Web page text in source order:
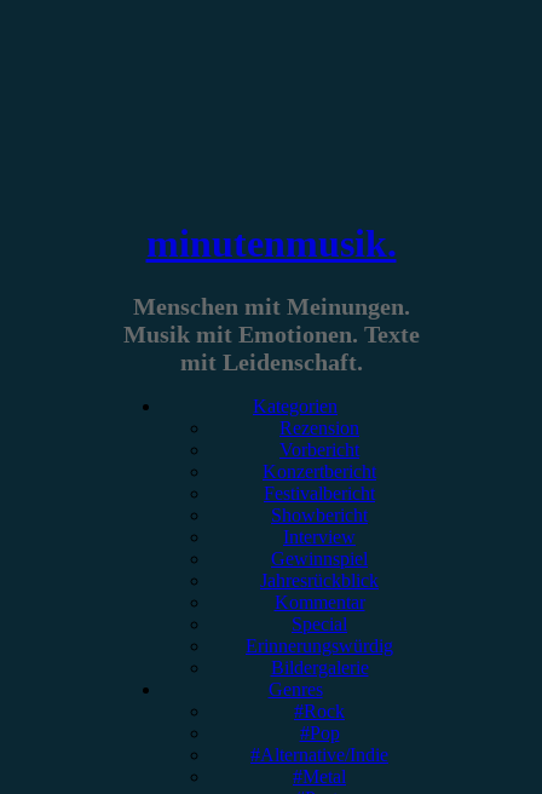
minutenmusik.
Menschen mit Meinungen.
Musik mit Emotionen. Texte
mit Leidenschaft.
Kategorien
Rezension
Vorbericht
Konzertbericht
Festivalbericht
Showbericht
Interview
Gewinnspiel
Jahresrückblick
Kommentar
Special
Erinnerungswürdig
Bildergalerie
Genres
#Rock
#Pop
#Alternative/Indie
#Metal